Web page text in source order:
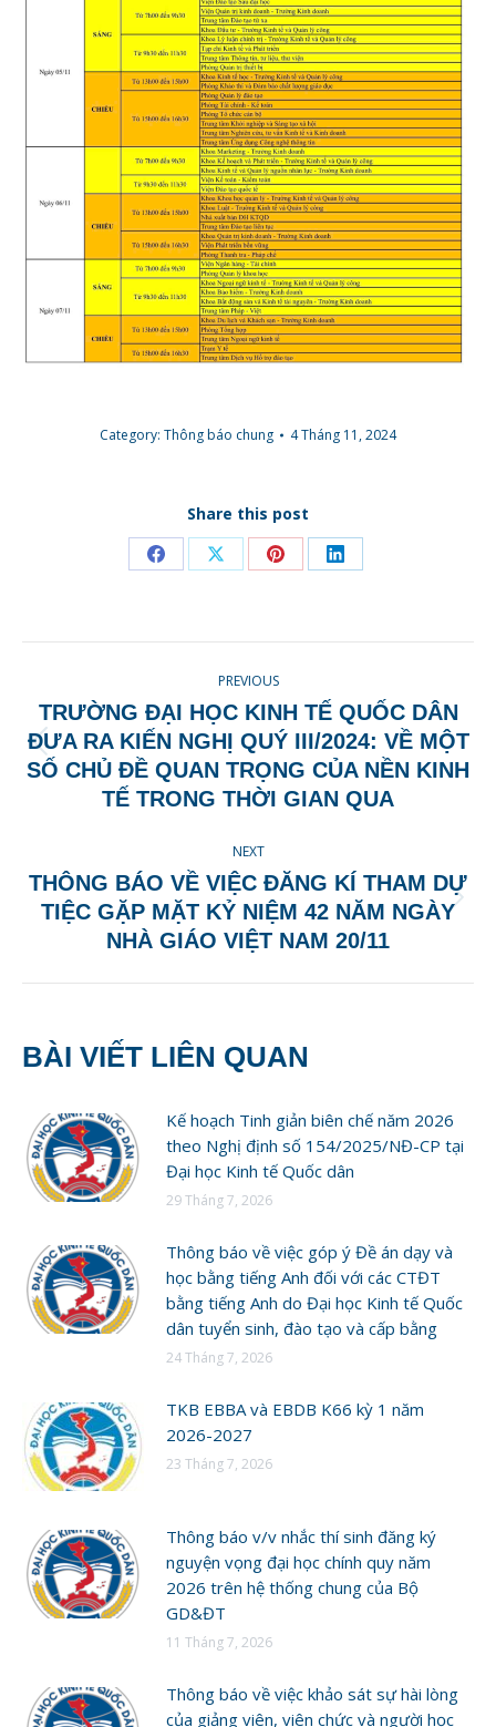
Category: Thông báo chung 4 Tháng 11, 2024
Share this post
Share Share Share Share
NAVIGATION
PREVIOUS
Previous
post:
TRƯỜNG ĐẠI HỌC KINH TẾ QUỐC DÂN
ĐƯA RA KIẾN NGHỊ QUÝ III/2024: VỀ MỘT
SỐ CHỦ ĐỀ QUAN TRỌNG CỦA NỀN KINH
TẾ TRONG THỜI GIAN QUA
NEXT
Next
post:
THÔNG BÁO VỀ VIỆC ĐĂNG KÍ THAM DỰ
TIỆC GẶP MẶT KỶ NIỆM 42 NĂM NGÀY
NHÀ GIÁO VIỆT NAM 20/11
BÀI VIẾT LIÊN QUAN
Kế hoạch Tinh giản biên chế năm 2026
theo Nghị định số 154/2025/NĐ-CP tại
Đại học Kinh tế Quốc dân
29 Tháng 7, 2026
Thông báo về việc góp ý Đề án dạy và
học bằng tiếng Anh đối với các CTĐT
bằng tiếng Anh do Đại học Kinh tế Quốc
dân tuyển sinh, đào tạo và cấp bằng
24 Tháng 7, 2026
TKB EBBA và EBDB K66 kỳ 1 năm
2026-2027
23 Tháng 7, 2026
Thông báo v/v nhắc thí sinh đăng ký
nguyện vọng đại học chính quy năm
2026 trên hệ thống chung của Bộ
GD&ĐT
11 Tháng 7, 2026
Thông báo về việc khảo sát sự hài lòng
của giảng viên, viên chức và người học